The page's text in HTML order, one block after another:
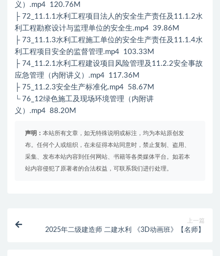
义）.mp4 120.76M
├ 72_11.1.1水利工程项目法人的安全生产责任及11.1.2水
利工程勘察设计与监理单位的安全生.mp4 39.86M
├ 73_11.1.3水利工程施工单位的安全生产责任及11.1.4水
利工程项目安全的监督管理.mp4 103.33M
├ 74_11.2.1水利工程建设项目风险管理及11.2.2安全事故
应急管理（内附讲义）.mp4 117.36M
├ 75_11.2.3安全生产标准化.mp4 58.67M
└ 76_12绿色施工及现场环境管理（内附讲
义）.mp4 88.20M
声明： 本站所有文章，如无特殊说明或标注，均为本站原创发
布。任何个人或组织，在未征得本站同意时，禁止复制、盗用、
采集、发布本站内容到任何网站、书籍等各类媒体平台。如若本
站内容侵犯了原著者的合法权益，可联系我们进行处理。
上一篇
2025年二级建造师 二建水利 《3D动画班》【名师】